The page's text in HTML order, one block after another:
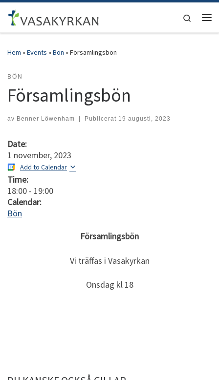
Hoppa till innehåll
Search
Hem »Events »Bön »Församlingsbön
BÖN
Församlingsbön
av Benner Löwenham | Publicerat 19 augusti, 2023
Date:
1 november, 2023
Add to Calendar
Time:
18:00 - 19:00
Calendar:
Bön
Församlingsbön
Vi träffas i Vasakyrkan
Onsdag kl 18